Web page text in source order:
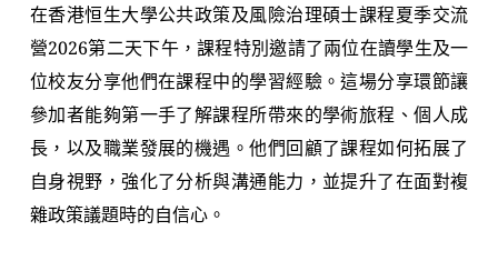
在香港恒生大學公共政策及風險治理碩士課程夏季交流
營2026第二天下午，課程特別邀請了兩位在讀學生及一
位校友分享他們在課程中的學習經驗。這場分享環節讓
參加者能夠第一手了解課程所帶來的學術旅程、個人成
長，以及職業發展的機遇。他們回顧了課程如何拓展了
自身視野，強化了分析與溝通能力，並提升了在面對複
雜政策議題時的自信心。